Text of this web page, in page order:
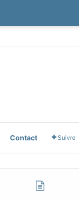
News
Contact Suivre